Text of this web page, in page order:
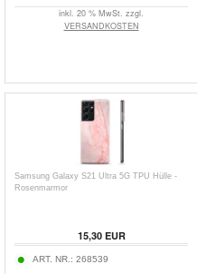
inkl. 20 % MwSt. zzgl.
VERSANDKOSTEN
Samsung Galaxy S21 Ultra 5G TPU Hülle -
Rosenmarmor
15,30EUR
ART. NR.: 268539